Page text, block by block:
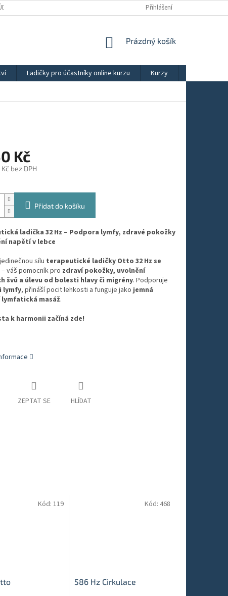
REKLAMAČNÍ ŘÁD
Přihlášení
NÁKUPNÍ
Prázdný košík
Ladičky pro účastníky online kurzu Kurzy
Kč
bez DPH
Přidat do košíku
ladička 32 Hz – Podpora lymfy, zdravé pokožky
napětí v lebce
sílu terapeutické ladičky Otto 32 Hz se
– váš pomocník pro zdraví pokožky, uvolnění
švů a úlevu od bolesti hlavy či migrény. Podporuje
lymfy, přináší pocit lehkosti a funguje jakojemná
masáž.
k harmonii začíná zde!
ZEPTAT SE HLÍDAT
Kód:119
586 Hz Cirkulace
Kód: 468